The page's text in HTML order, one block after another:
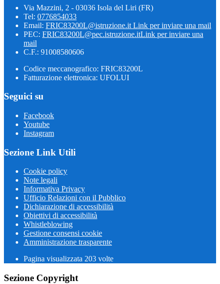
Via Mazzini, 2 - 03036 Isola del Liri (FR)
Tel: 0776854033
Email: FRIC83200L@istruzione.it Link per inviare una mail
PEC: FRIC83200L@pec.istruzione.itLink per inviare una
mail
C.F.: 91008580606
Codice meccanografico: FRIC83200L
Fatturazione elettronica: UFOLUI
Seguici su
Facebook
Youtube
Instagram
Sezione Link Utili
Cookie policy
Note legali
Informativa Privacy
Ufficio Relazioni con il Pubblico
Dichiarazione di accessibilità
Obiettivi di accessibilità
Whistleblowing
Gestione consensi cookie
Amministrazione trasparente
Pagina visualizzata 203 volte
Sezione Copyright